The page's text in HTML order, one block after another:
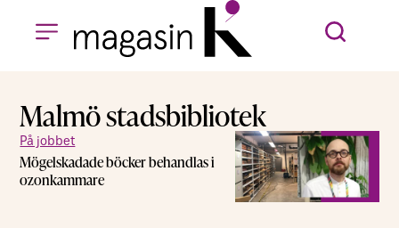
Malmö stadsbibliotek
På jobbet
Mögelskadade böcker behandlas i
ozonkammare